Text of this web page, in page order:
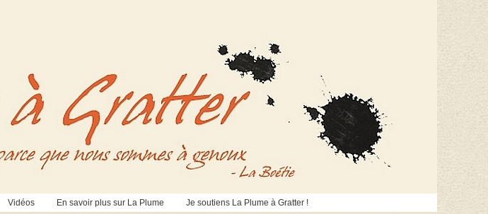
Vidéos En savoir plus sur La Plume Je soutiens La Plume à Gratter !